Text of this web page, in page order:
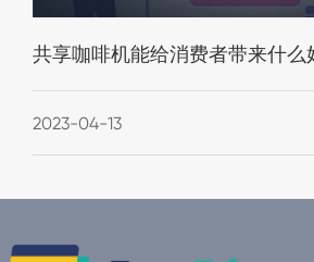
共享咖啡机能给消费者带来什么
2023-04-13